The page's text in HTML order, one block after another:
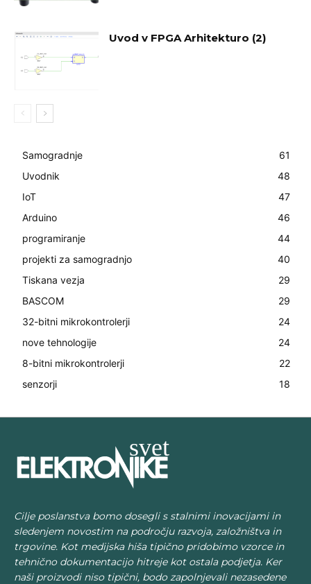
Uvod v FPGA Arhitekturo (2)
Samogradnje
61
Uvodnik
48
IoT
47
Arduino
46
programiranje
44
projekti za samogradnjo
40
Tiskana vezja
29
BASCOM
29
32-bitni mikrokontrolerji
24
nove tehnologije
24
8-bitni mikrokontrolerji
22
senzorji
18
Cilje poslanstva bomo dosegli s stalnimi inovacijami in
sledenjem novostim na področju razvoja, založništva in
trgovine. Kot medijska hiša tipično pridobimo vzorce in
tehnično dokumentacijo hitreje kot ostala podjetja. Ker
naši proizvodi niso tipični, bodo zapolnjevali nezasedene